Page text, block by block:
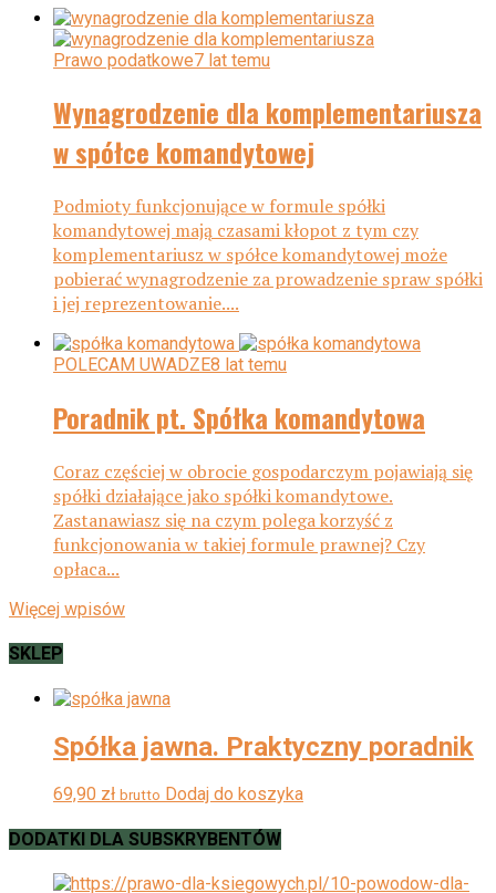
Prawo podatkowe7 lat temu
Wynagrodzenie dla komplementariusza
w spółce komandytowej
Podmioty funkcjonujące w formule spółki
komandytowej mają czasami kłopot z tym czy
komplementariusz w spółce komandytowej może
pobierać wynagrodzenie za prowadzenie spraw spółki
i jej reprezentowanie....
POLECAM UWADZE8 lat temu
Poradnik pt. Spółka komandytowa
Coraz częściej w obrocie gospodarczym pojawiają się
spółki działające jako spółki komandytowe.
Zastanawiasz się na czym polega korzyść z
funkcjonowania w takiej formule prawnej? Czy
opłaca...
Więcej wpisów
SKLEP
Spółka jawna. Praktyczny poradnik
69,90 zł brutto Dodaj do koszyka
DODATKI DLA SUBSKRYBENTÓW